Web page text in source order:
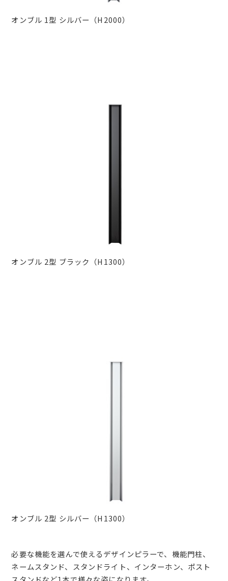
オンブル 1型 シルバー（H2000）
オンブル 2型 ブラック（H1300）
オンブル 2型 シルバー（H1300）
必要な機能を選んで使えるデザインピラーで、機能門柱、
ネームスタンド、スタンドライト、インターホン、ポスト